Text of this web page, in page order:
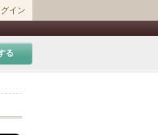
グイン
る